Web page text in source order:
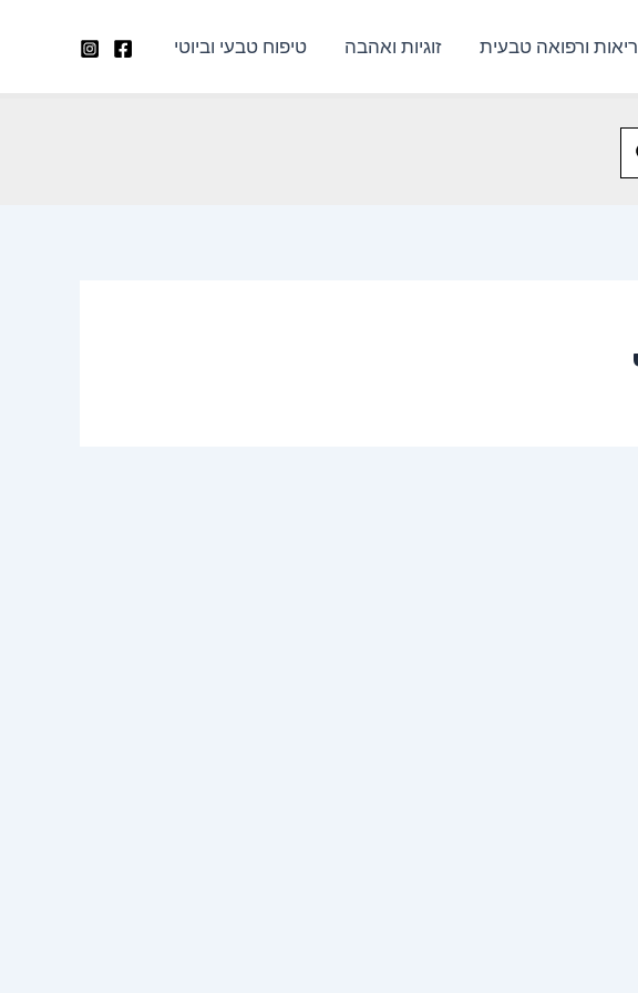
ורפואה טבעית זוגיות ואהבה טיפוח טבעי וביוטי